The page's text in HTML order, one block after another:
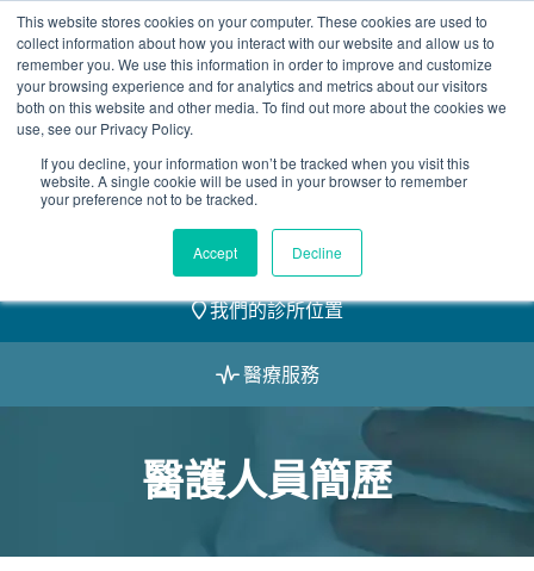
This website stores cookies on your computer. These cookies are used to
collect information about how you interact with our website and allow us to
remember you. We use this information in order to improve and customize
your browsing experience and for analytics and metrics about our visitors
both on this website and other media. To find out more about the cookies we
use, see our Privacy Policy.
If you decline, your information won’t be tracked when you visit this
website. A single cookie will be used in your browser to remember
your preference not to be tracked.
Accept Decline
Skip
to
content
2155 9055
預約
我們的醫護團隊
我們的診所位置
醫療服務
醫護人員簡歷